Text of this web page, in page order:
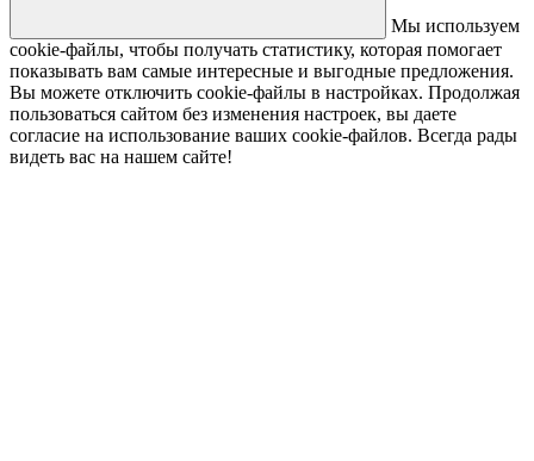
Мы используем
cookie-файлы, чтобы получать статистику, которая помогает
показывать вам самые интересные и выгодные предложения.
Вы можете отключить cookie-файлы в настройках. Продолжая
пользоваться сайтом без изменения настроек, вы даете
согласие на использование ваших cookie-файлов. Всегда рады
видеть вас на нашем сайте!